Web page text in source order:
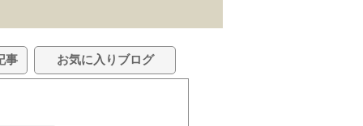
事 お気に入りブログ